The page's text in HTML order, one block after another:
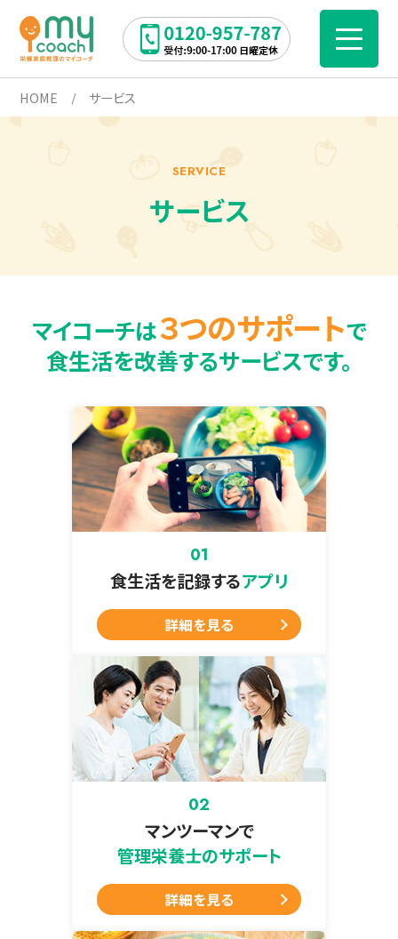
HOME サービス
SERVICE
サービス
マイコーチは３つのサポートで
食生活を改善するサービスです。
食生活を記録するアプリ
詳細を見る
マンツーマンで
管理栄養士のサポート
詳細を見る